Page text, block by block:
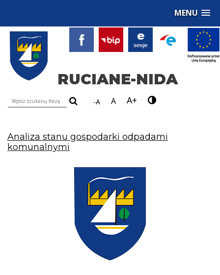
MENU
RUCIANE-NIDA
Wyszukiwarka treści na stronie
-A A A+
Analiza stanu gospodarki odpadami
komunalnymi